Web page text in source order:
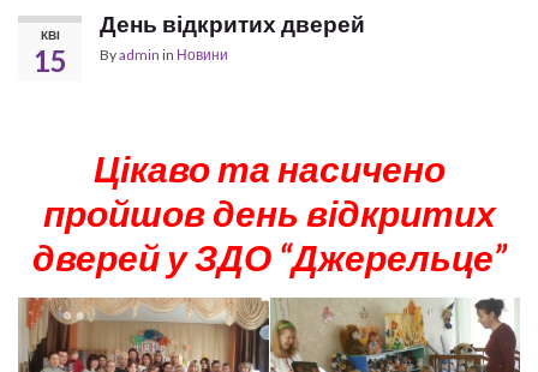
КВІ
15
День відкритих дверей
Byadmin in Новини
Цікаво та насичено
пройшов день відкритих
дверей у ЗДО “Джерельце”